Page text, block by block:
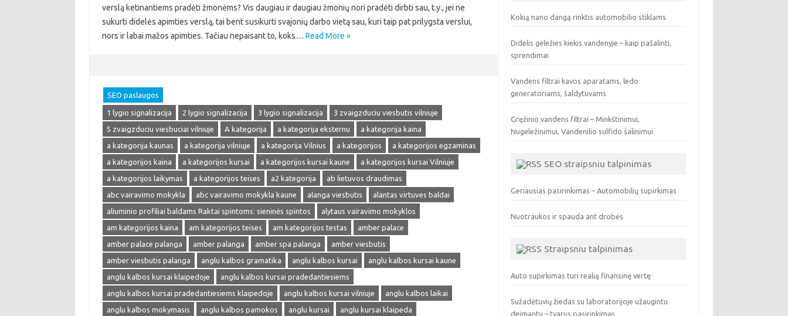
verslą ketinantiems pradėti žmonėms? Vis daugiau ir daugiau žmonių nori pradėti dirbti sau, t.y., jei ne
sukurti didelės apimties verslą, tai bent susikurti svajonių darbo vietą sau, kuri taip pat prilygsta verslui,
nors ir labai mažos apimties. Tačiau nepaisant to, koks… Read More »
SEO paslaugos
1 lygio signalizacija 2 lygio signalizacija 3 lygio signalizacija
3 zvaigzduciu viesbutis vilniuje
5 zvaigzduciu viesbuciai vilniuje
A kategorija a kategorija eksternu
a kategorija kaina
a kategorija kaunas
a kategorija vilniuje a kategorija Vilnius a kategorijos
a kategorijos egzaminas
a kategorijos kaina
a kategorijos kursai a kategorijos kursai kaune
a kategorijos kursai Vilniuje
a kategorijos laikymas
a kategorijos teises a2 kategorija
ab lietuvos draudimas
abc vairavimo mokykla
abc vairavimo mokykla kaune alanga viesbutis
alantas virtuves baldai
aliuminio profiliai baldams Raktai spintoms: sieninės spintos
alytaus vairavimo mokyklos
am kategorijos kaina
am kategorijos teises am kategorijos testas
amber palace
amber palace palanga
amber palanga amber spa palanga
amber viesbutis
amber viesbutis palanga
anglu kalbos gramatika anglu kalbos kursai
anglu kalbos kursai kaune
anglu kalbos kursai klaipedoje
anglu kalbos kursai pradedantiesiems
anglu kalbos kursai pradedantiesiems klaipedoje
anglu kalbos kursai vilniuje
anglu kalbos laikai
anglu kalbos mokymasis
anglu kalbos pamokos anglu kursai anglu kursai klaipeda
Kokią nano dangą rinktis automobilio stiklams
Didelis geležies kiekis vandenyje – kaip pašalinti,
sprendimai
Vandens filtrai kavos aparatams, ledo
generatoriams, šaldytuvams
Gręžinio vandens filtrai – Minkštinimui,
Nugeležinimui, Vandenilio sulfido šalinimui
SEO straipsniu talpinimas
Geriausias pasirinkimas – Automobilių supirkimas
Nuotraukos ir spauda ant drobės
Straipsniu talpinimas
Auto supirkimas turi realią finansinę vertę
Sužadėtuvių žiedas su laboratorijoje užaugintu
deimantu – tvarus pasirinkimas